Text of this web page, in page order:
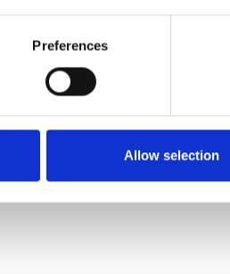
Preferences
Allow selection